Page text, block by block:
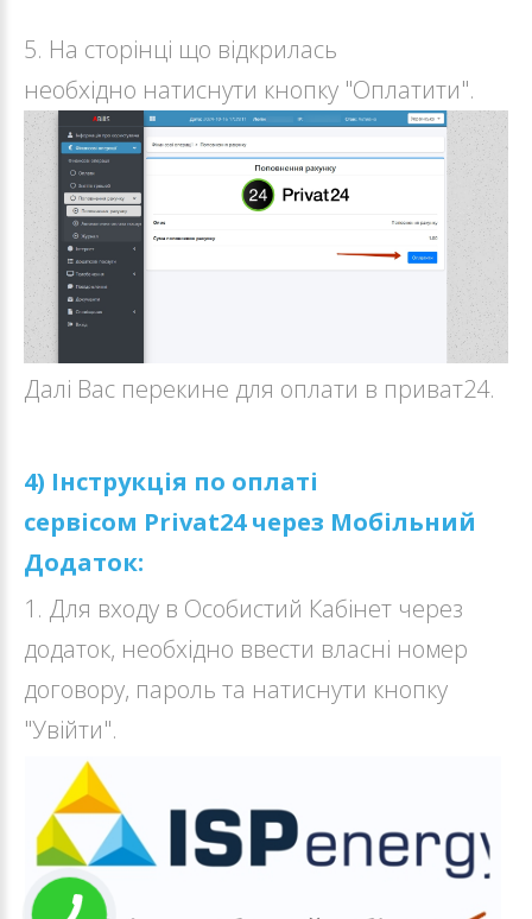
5. На сторінці що відкрилась
необхідно натиснути кнопку "Оплатити".
Далі Вас перекине для оплати в приват24.
4) Інструкція по оплаті
сервісом Privat24 через Мобільний
Додаток:
1. Для входу в Особистий Кабінет через
додаток, необхідно ввести власні номер
договору, пароль та натиснути кнопку
"Увійти".